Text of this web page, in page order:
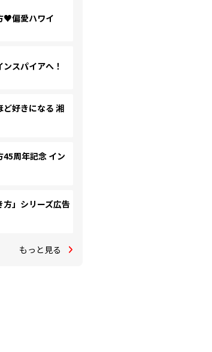
♥偏愛ハワイ
スパイアへ！
ど好きになる 湘
45周年記念 イン
方」シリーズ広告
もっと見る